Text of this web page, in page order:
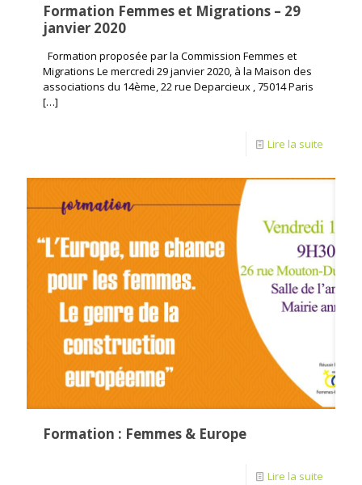
Formation Femmes et Migrations – 29
janvier 2020
Formation proposée par la Commission Femmes et
Migrations Le mercredi 29 janvier 2020, à la Maison des
associations du 14ème, 22 rue Deparcieux , 75014 Paris
[…]
Lire la suite
Formation : Femmes & Europe
Lire la suite